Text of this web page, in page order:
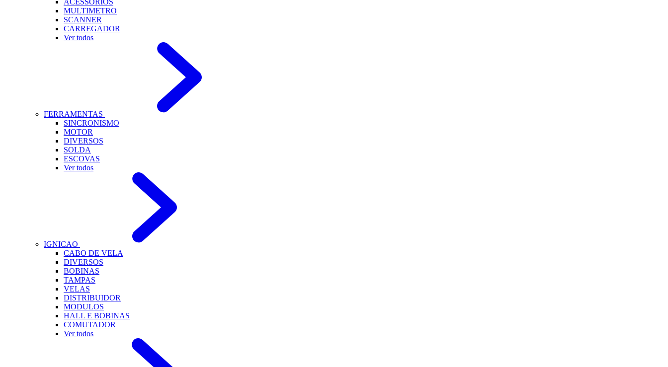
ACESSORIOS
MULTIMETRO
SCANNER
CARREGADOR
Ver todos
FERRAMENTAS
SINCRONISMO
MOTOR
DIVERSOS
SOLDA
ESCOVAS
Ver todos
IGNICAO
CABO DE VELA
DIVERSOS
BOBINAS
TAMPAS
VELAS
DISTRIBUIDOR
MODULOS
HALL E BOBINAS
COMUTADOR
Ver todos